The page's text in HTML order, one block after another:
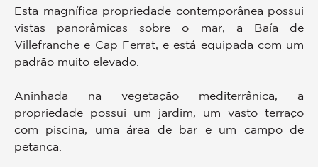
Esta magnífica propriedade contemporânea possui
vistas panorâmicas sobre o mar, a Baía de
Villefranche e Cap Ferrat, e está equipada com um
padrão muito elevado.
Aninhada na vegetação mediterrânica, a
propriedade possui um jardim, um vasto terraço
com piscina, uma área de bar e um campo de
petanca.